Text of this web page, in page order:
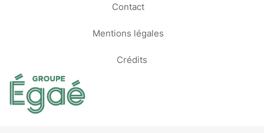
Contact
Mentions légales
Crédits